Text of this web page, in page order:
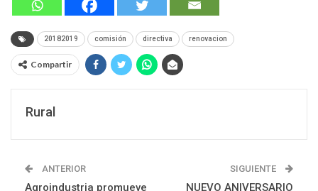
20182019 comisión directiva renovacion
Compartir
Rural
ANTERIOR
Agroindustria promueve
SIGUIENTE
NUEVO ANIVERSARIO